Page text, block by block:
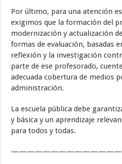
Por último, para una atención
exigimos que la formación del
modernización y actualización
formas de evaluación, basadas
reflexión y la investigación
parte de ese profesorado,
adecuada cobertura de medios
administración.
La escuela pública debe
y básica y un aprendizaje
para todos y todas.